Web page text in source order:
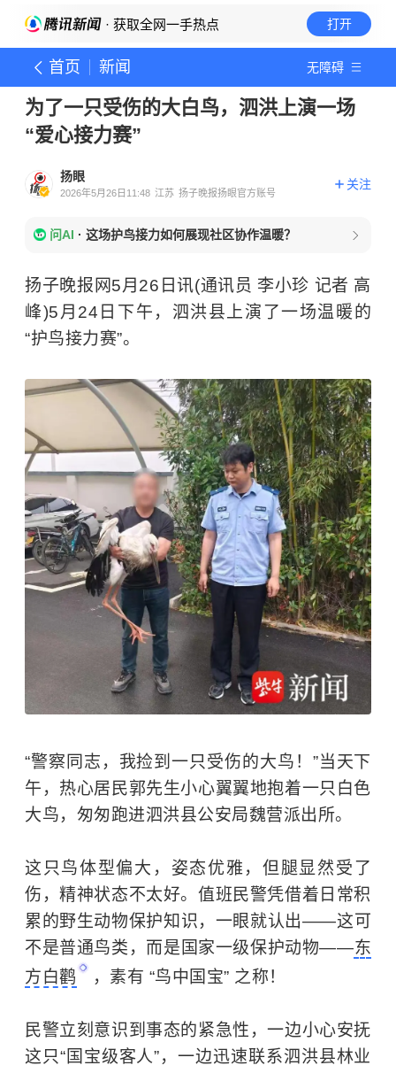
· 获取全网一手热点 打开
首页 新闻 无障碍
为了一只受伤的大白鸟，泗洪上演一场
“爱心接力赛”
扬眼
2026年5月26日11:48 江苏 扬子晚报扬眼官方账号
关注
问AI · 这场护鸟接力如何展现社区协作温暖？
扬子晚报网5月26日讯(通讯员 李小珍 记者 高
峰)5月24日下午，泗洪县上演了一场温暖的
“护鸟接力赛”。
“警察同志，我捡到一只受伤的大鸟！”当天下
午，热心居民郭先生小心翼翼地抱着一只白色
大鸟，匆匆跑进泗洪县公安局魏营派出所。
这只鸟体型偏大，姿态优雅，但腿显然受了
伤，精神状态不太好。值班民警凭借着日常积
累的野生动物保护知识，一眼就认出——这可
不是普通鸟类，而是 国家一级保护动物——东
方白鹳
，素有 “鸟中国宝” 之称！
民警立刻意识到事态的紧急性，一边小心安抚
这只“国宝级客人”，一边迅速联系泗洪县林业